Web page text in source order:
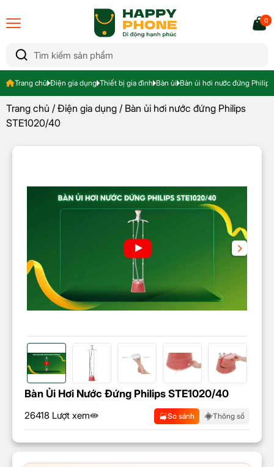
0
Trang chủ Điện gia dụng Thiết bị gia đình Bàn ủi Bàn ủi hơi nước đứng
Trang chủ / Điện gia dụng / Bàn ủi hơi nước đứng Philips
STE1020/40
Bàn Ủi Hơi Nước Đứng Philips STE1020/40
26418 Lượt xem So sánh Thông số